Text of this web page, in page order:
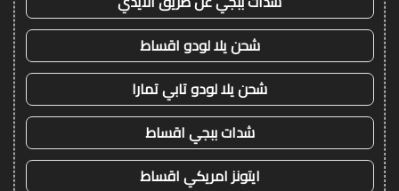
شحن يلا لودو اقساط
شحن يلا لودو تابي تمارا
شدات ببجي اقساط
ايتونز امريكي اقساط